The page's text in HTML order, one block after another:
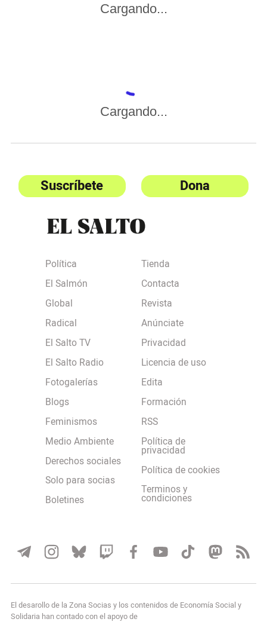
Cargando...
Cargando...
Suscríbete Dona
Política
El Salmón
Global
Radical
El Salto TV
El Salto Radio
Fotogalerías
Blogs
Feminismos
Medio Ambiente
Derechos sociales
Solo para socias
Boletines
Tienda
Contacta
Revista
Anúnciate
Privacidad
Licencia de uso
Edita
Formación
RSS
Política de
privacidad
Política de cookies
Terminos y
condiciones
El desarollo de la Zona Socias y los contenidos de Economía Social y
Solidaria han contado con el apoyo de